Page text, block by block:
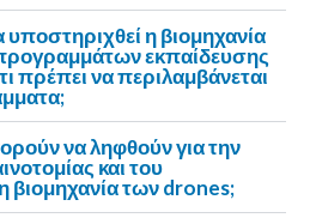
η βιομηχανία
εκπαίδευσης
πρέπει να περιλαμβάνεται
να ληφθούν για την
και του
βιομηχανία των drones;